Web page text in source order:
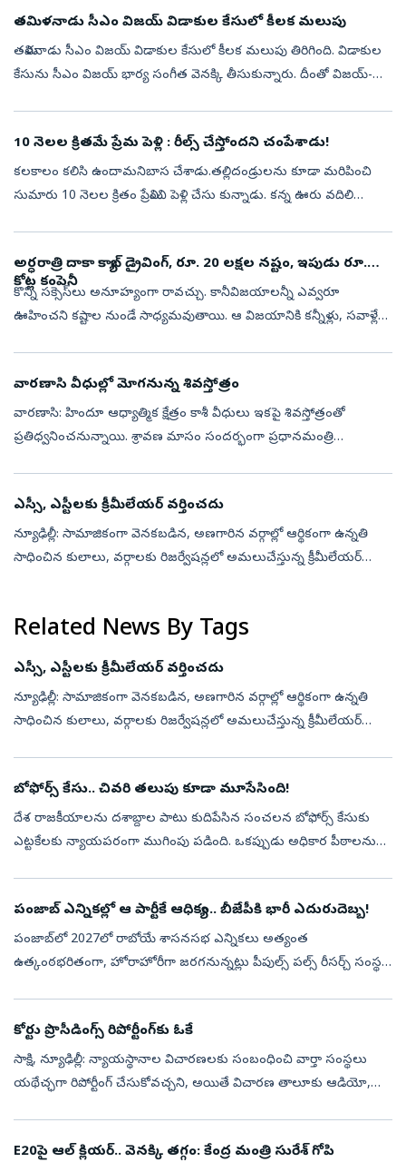
తమిళనాడు సీఎం విజయ్‌ విడాకుల కేసులో కీలక మలుపు
తమిళనాడు సీఎం విజయ్‌ విడాకుల కేసులో కీలక మలుపు తిరిగింది. విడాకుల
కేసును సీఎం విజయ్‌ భార్య సంగీత వెనక్కి తీసుకున్నారు. దీంతో విజయ్‌-
10 నెలల క్రితమే ప్రేమ పెళ్లి : రీల్స్‌ చేస్తోందని చంపేశాడు!
కలకాలం కలిసి ఉందామనిబాస చేశాడు.తల్లిదండ్రులను కూడా మరిపించి
సుమారు 10 నెలల క్రితం ప్రేమించి పెళ్లి చేసు కున్నాడు. కన్న ఊరు వదిలి
అర్ధరాత్రి దాకా క్యాబ్ డ్రైవింగ్‌, రూ. 20 లక్షల నష్టం, ఇపుడు రూ.
కోట్ల కంపెనీ
కొన్ని సక్సెస్‌లు అనూహ్యంగా రావచ్చు. కానీవిజయాలన్నీ ఎవ్వరూ
ఊహించని కష్టాల నుండే సాధ్యమవుతాయి. ఆ విజయానికి కన్నీళ్లు, సవాళ్లే
వారణాసి వీధుల్లో మోగనున్న శివస్తోత్రం
వారణాసి: హిందూ ఆధ్యాత్మిక క్షేత్రం కాశీ వీధులు ఇకపై శివస్తోత్రంతో
ప్రతిధ్వనించనున్నాయి. శ్రావణ మాసం సందర్భంగా ప్రధానమంత్రి
ఎస్సీ, ఎస్టీలకు క్రీమీలేయర్‌ వర్తించదు
న్యూఢిల్లీ: సామాజికంగా వెనకబడిన, అణగారిన వర్గాల్లో ఆర్థికంగా ఉన్నతి
సాధించిన కులాలు, వర్గాలకు రిజర్వేషన్లలో అమలుచేస్తున్న క్రీమీలేయర్‌
Related News By Tags
ఎస్సీ, ఎస్టీలకు క్రీమీలేయర్‌ వర్తించదు
న్యూఢిల్లీ: సామాజికంగా వెనకబడిన, అణగారిన వర్గాల్లో ఆర్థికంగా ఉన్నతి
సాధించిన కులాలు, వర్గాలకు రిజర్వేషన్లలో అమలుచేస్తున్న క్రీమీలేయర్‌
బోఫోర్స్‌ కేసు.. చివరి తలుపు కూడా మూసేసింది!
దేశ రాజకీయాలను దశాబ్దాల పాటు కుదిపేసిన సంచలన బోఫోర్స్‌ కేసుకు
ఎట్టకేలకు న్యాయపరంగా ముగింపు పడింది. ఒకప్పుడు అధికార పీఠాలను
పంజాబ్‌ ఎన్నికల్లో ఆ పార్టీకే ఆధిక్యం.. బీజేపీకి భారీ ఎదురుదెబ్బ!
పంజాబ్‌లో 2027లో రాబోయే శాసనసభ ఎన్నికలు అత్యంత
ఉత్కంఠభరితంగా, హోరాహోరీగా జరగనున్నట్లు పీపుల్స్ పల్స్ రీసర్చ్ సంస్థ
కోర్టు ప్రొసీడింగ్స్‌ రిపోర్టీంగ్‌కు ఓకే
సాక్షి, న్యూఢిల్లీ: న్యాయస్థానాల విచారణలకు సంబంధించి వార్తా సంస్థలు
యథేచ్ఛగా రిపోర్టీంగ్‌ చేసుకోవచ్చని, అయితే విచారణ తాలూకు ఆడియో,
E20పై ఆల్‌ క్లియర్‌.. వెనక్కి తగ్గం: కేంద్ర మంత్రి సురేశ్‌ గోపి